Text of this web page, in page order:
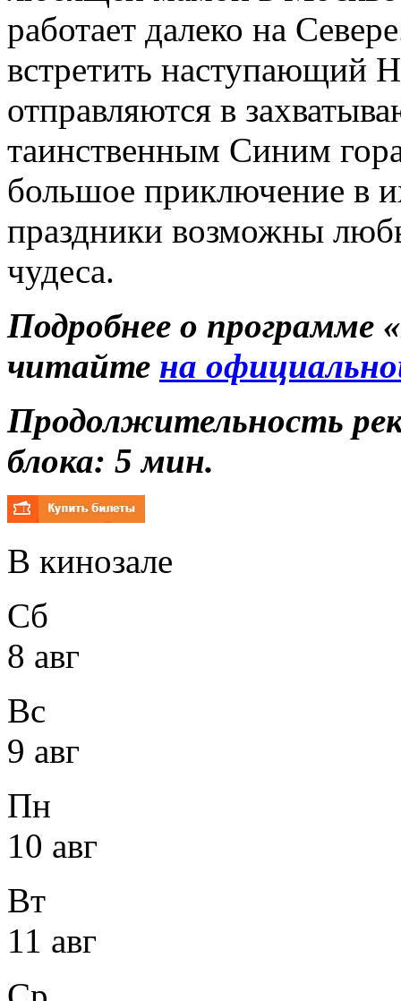
работает далеко на
встретить наступающий
отправляются в
таинственным Синим
большое приключение в
праздники возможны
чудеса.
Подробнее о программе
читайте на
Продолжительность
блока: 5 мин.
В кинозале
Сб
8 авг
Вс
9 авг
Пн
10 авг
Вт
11 авг